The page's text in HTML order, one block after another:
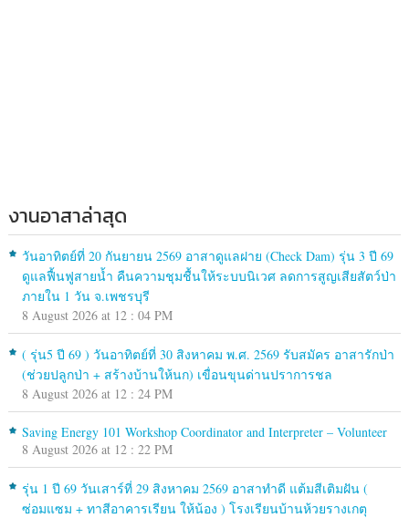
งานอาสาล่าสุด
วันอาทิตย์ที่ 20 กันยายน 2569 อาสาดูแลฝาย (Check Dam) รุ่น 3 ปี 69
ดูแลฟื้นฟูสายน้ำ คืนความชุมชื้นให้ระบบนิเวศ ลดการสูญเสียสัตว์ป่า
ภายใน 1 วัน จ.เพชรบุรี
8 August 2026 at 12 : 04 PM
( รุ่น5 ปี 69 ) วันอาทิตย์ที่ 30 สิงหาคม พ.ศ. 2569 รับสมัคร อาสารักป่า
(ช่วยปลูกป่า + สร้างบ้านให้นก) เขื่อนขุนด่านปราการชล
8 August 2026 at 12 : 24 PM
Saving Energy 101 Workshop Coordinator and Interpreter – Volunteer
8 August 2026 at 12 : 22 PM
รุ่น 1 ปี 69 วันเสาร์ที่ 29 สิงหาคม 2569 อาสาทำดี แต้มสีเติมฝัน (
ซ่อมแซม + ทาสีอาคารเรียน ให้น้อง ) โรงเรียนบ้านห้วยรางเกตุ